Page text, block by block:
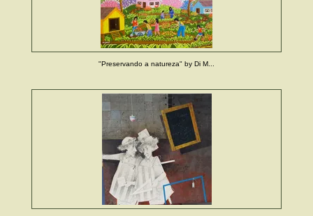
"Preservando a natureza" by Di M...